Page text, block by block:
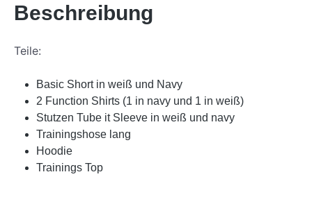
Beschreibung
Teile:
Basic Short in weiß und Navy
2 Function Shirts (1 in navy und 1 in weiß)
Stutzen Tube it Sleeve in weiß und navy
Trainingshose lang
Hoodie
Trainings Top